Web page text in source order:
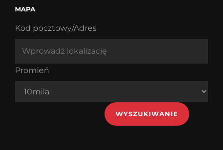
MAPA
Kod pocztowy/Adres
Promień